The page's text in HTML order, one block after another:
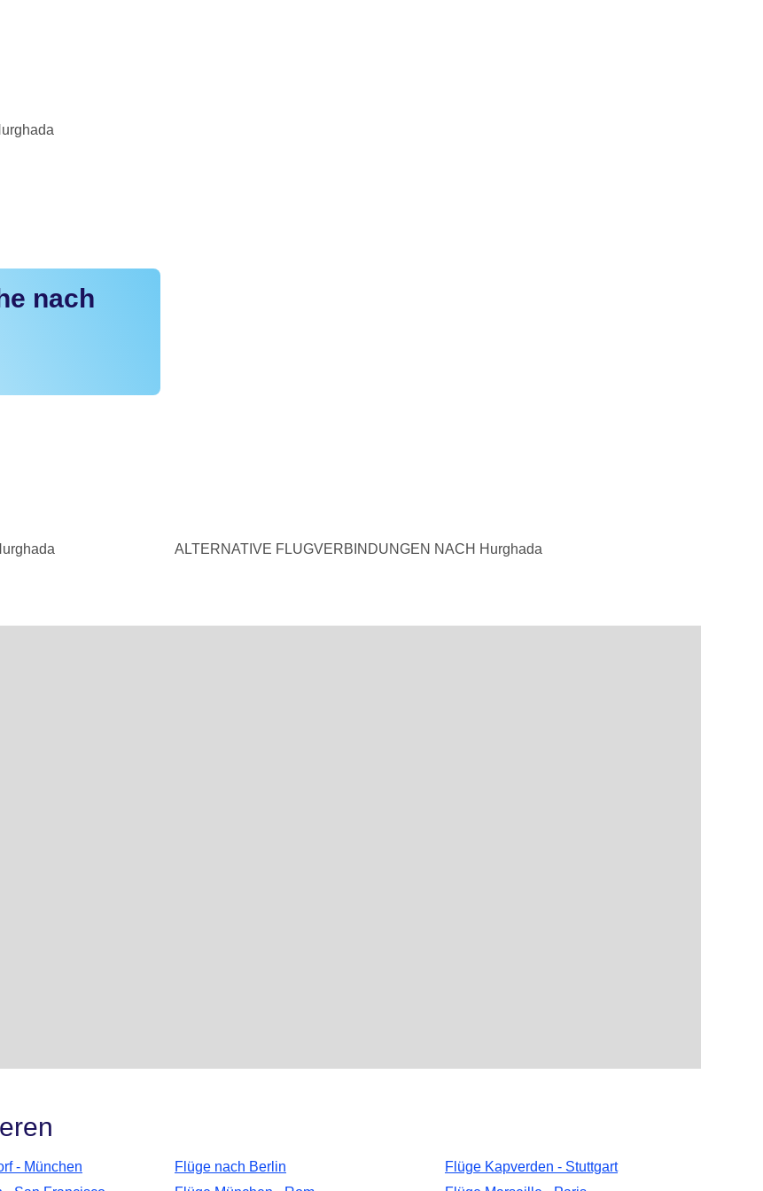
nach
ALTERNATIVE FLUGVERBINDUNGEN NACH Hurghada
- München Flüge nach Berlin
Flüge Kapverden - Stuttgart